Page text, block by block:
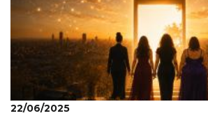
22/06/2025